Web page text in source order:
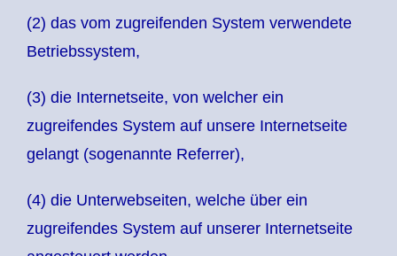
(2) das vom zugreifenden System verwendete
Betriebssystem,
(3) die Internetseite, von welcher ein
zugreifendes System auf unsere Internetseite
gelangt (sogenannte Referrer),
(4) die Unterwebseiten, welche über ein
zugreifendes System auf unserer Internetseite